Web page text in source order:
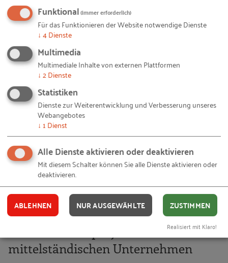
Perspektive immer (auch) eine individuelle
Erfindung – und zwar eine, die notwendigerweise
viele Gestaltungsmöglichkeiten in den Blick nimmt
und schon deshalb komplex und kontrovers ist.
Kritikerinnen und Kritiker mögen einwenden, dass
gerade kleine und mittlere Unternehmen immer
schon Verantwortung für ihre Mitarbeitenden und
ihre Umwelt übernommen haben. Aus dieser
Perspektive besteht der Nutzen des Konzepts
Nachhaltigkeit möglicherweise darin, dass man
leichter mit anderen ins Gespräch kommt und sich
einer gewissen allgemeinen Aufmerksamkeit des
Themas sicher sein kann.
Nachhaltigkeit als
mittelständischen Unternehmen
Funktional(immer erforderlich)
Für das Funktionieren der Website notwendige Dienste
↓ 4Dienste
Multimedia
Multimediale Inhalte von externen Plattformen
↓ 2Dienste
Statistiken
Dienste zur Weiterentwicklung und Verbesserung unseres
Webangebotes
↓ 1 Dienst
Alle Dienste aktivieren oder deaktivieren
Mit diesem Schalter können Sie alle Dienste aktivieren oder
deaktivieren.
ABLEHNEN NUR AUSGEWÄHLTE ZUSTIMMEN
Realisiert mit Klaro!